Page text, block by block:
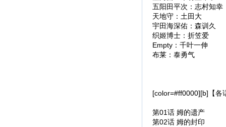
五阳田平次：志村知幸
天地守：土田大
宇田海深佑：森训久
织姬博士：折笠爱
Empty：千叶一伸
布莱：泰勇气
[color=#ff0000][b]【各
第01话 姆的遗产
第02话 姆的封印